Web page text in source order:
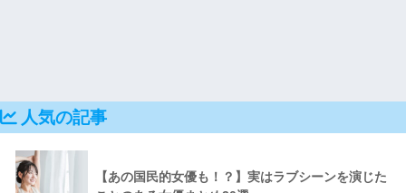
人気の記事
【あの国民的女優も！？】実はラブシーンを演じた